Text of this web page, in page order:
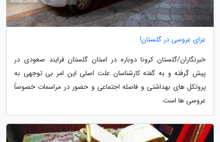
عزای عروسی در گلستان!
خبرنگاران/گلستان کرونا دوباره در استان گلستان فرایند صعودی در
پیش گرفته و به گفته کارشناسان علت اصلی این امر بی توجهی به
پروتکل های بهداشتی و فاصله اجتماعی و حضور در مراسمات خصوصاً
عروسی ها است.